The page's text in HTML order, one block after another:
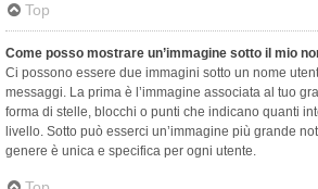
Top
Come posso mostrare un’immagine sotto il mio
Ci possono essere due immagini sotto un nome
messaggi. La prima è l’immagine associata al tuo
forma di stelle, blocchi o punti che indicano quanti
livello. Sotto può esserci un’immagine più grande
genere è unica e specifica per ogni utente.